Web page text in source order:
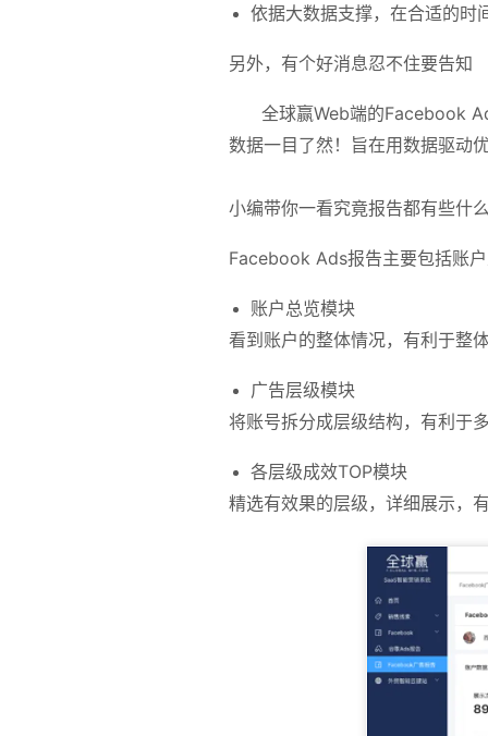
依据大数据支撑，在合适的时
另外，有个好消息忍不住要告知
全球赢Web端的Facebook
数据一目了然！旨在用数据驱动
小编带你一看究竟报告都有些什
Facebook Ads报告主要包括账
账户总览模块
看到账户的整体情况，有利于整
广告层级模块
将账号拆分成层级结构，有利于
各层级成效TOP模块
精选有效果的层级，详细展示，